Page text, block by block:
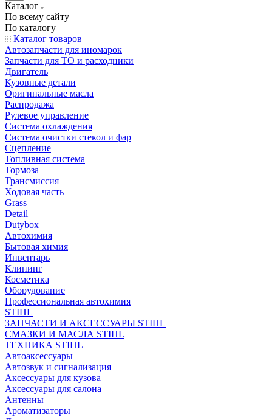
Каталог
По всему сайту
По каталогу
Каталог товаров
Автозапчасти для иномарок
Запчасти для ТО и расходники
Двигатель
Кузовные детали
Оригинальные масла
Распродажа
Рулевое управление
Система охлаждения
Система очистки стекол и фар
Сцепление
Топливная система
Тормоза
Трансмиссия
Ходовая часть
Grass
Detail
Dutybox
Автохимия
Бытовая химия
Инвентарь
Клининг
Косметика
Оборудование
Профессиональная автохимия
STIHL
ЗАПЧАСТИ И АКСЕССУАРЫ STIHL
СМАЗКИ И МАСЛА STIHL
ТЕХНИКА STIHL
Автоаксессуары
Автозвук и сигнализация
Аксессуары для кузова
Аксессуары для салона
Антенны
Ароматизаторы